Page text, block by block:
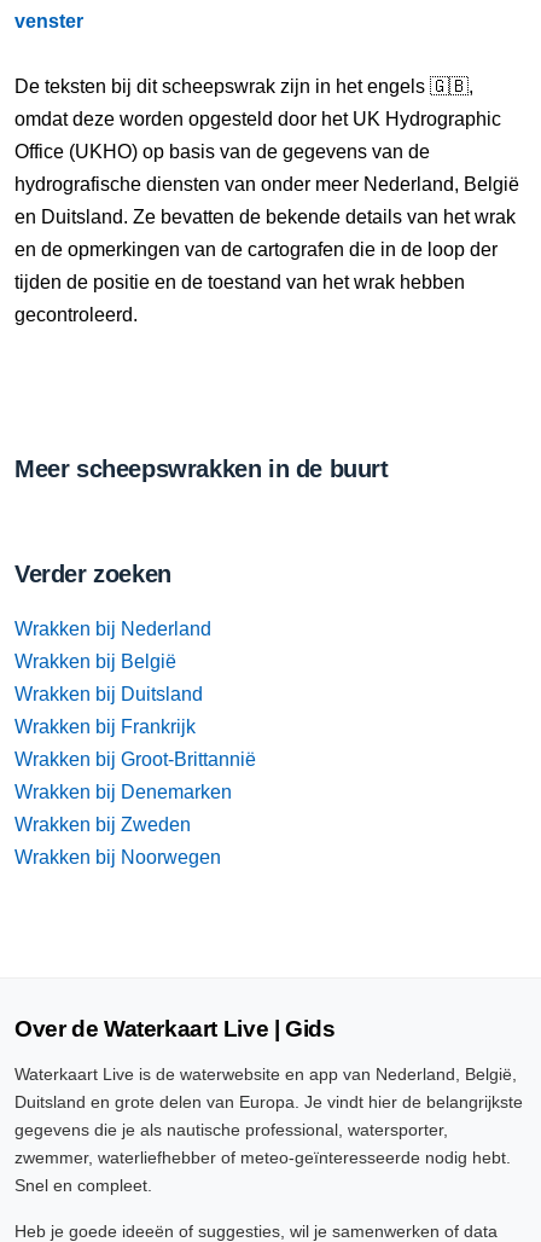
venster
De teksten bij dit scheepswrak zijn in het engels 🇬🇧,
omdat deze worden opgesteld door het UK Hydrographic
Office (UKHO) op basis van de gegevens van de
hydrografische diensten van onder meer Nederland, België
en Duitsland. Ze bevatten de bekende details van het wrak
en de opmerkingen van de cartografen die in de loop der
tijden de positie en de toestand van het wrak hebben
gecontroleerd.
Meer scheepswrakken in de buurt
Verder zoeken
Wrakken bij Nederland
Wrakken bij België
Wrakken bij Duitsland
Wrakken bij Frankrijk
Wrakken bij Groot-Brittannië
Wrakken bij Denemarken
Wrakken bij Zweden
Wrakken bij Noorwegen
Over de Waterkaart Live | Gids
Waterkaart Live is de waterwebsite en app van Nederland, België,
Duitsland en grote delen van Europa. Je vindt hier de belangrijkste
gegevens die je als nautische professional, watersporter,
zwemmer, waterliefhebber of meteo-geïnteresseerde nodig hebt.
Snel en compleet.
Heb je goede ideeën of suggesties, wil je samenwerken of data